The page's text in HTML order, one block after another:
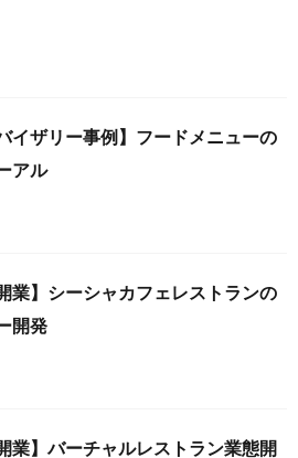
イザリー事例】フードメニューの
アル
業】シーシャカフェレストランの
開発
業】バーチャルレストラン業態開